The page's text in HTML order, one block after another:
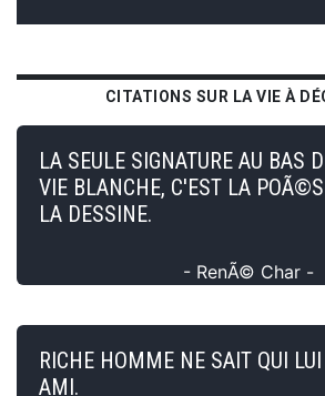
CITATIONS SUR LA VIE À
LA SEULE SIGNATURE AU BAS
VIE BLANCHE, C'EST LA
LA DESSINE.
- RenÃ© Char -
RICHE HOMME NE SAIT QUI
AMI.